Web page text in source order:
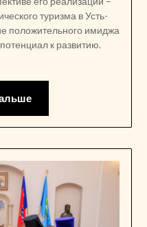
туризма в Усть-
положительного имиджа
к развитию.